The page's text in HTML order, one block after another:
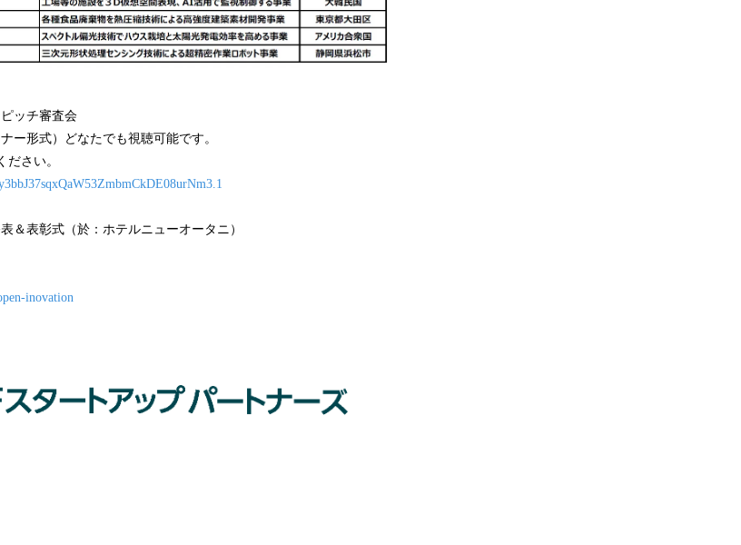
ッチ審査会
ー形式）どなたでも視聴可能です。
さい。
＆表彰式（於：ホテルニューオータニ）
inovation